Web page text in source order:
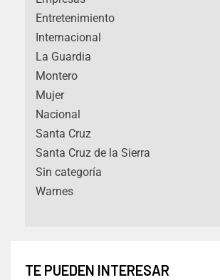
Entretenimiento
Internacional
La Guardia
Montero
Mujer
Nacional
Santa Cruz
Santa Cruz de la Sierra
Sin categoría
Warnes
TE PUEDEN INTERESAR